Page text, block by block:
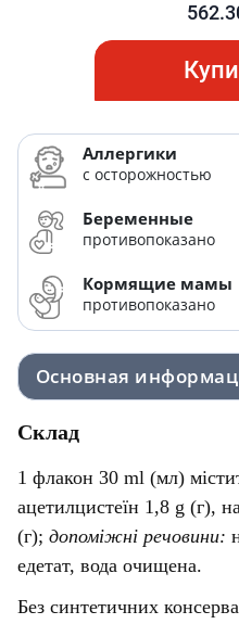
Аллергики
с осторожностью
Беременные
противопоказано
Кормящие мамы
противопоказано
Основная
Склад
1 флакон 30 ml (мл)
ацетилцистеїн 1,8 g (г),
(г); допоміжні речовини:
едетат, вода очищена.
Без синтетичних